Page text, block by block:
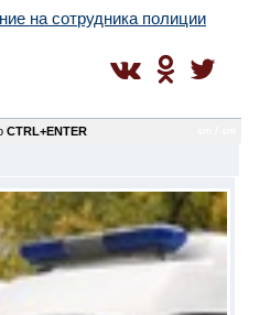
на сотрудника полиции
CTRL+ENTER